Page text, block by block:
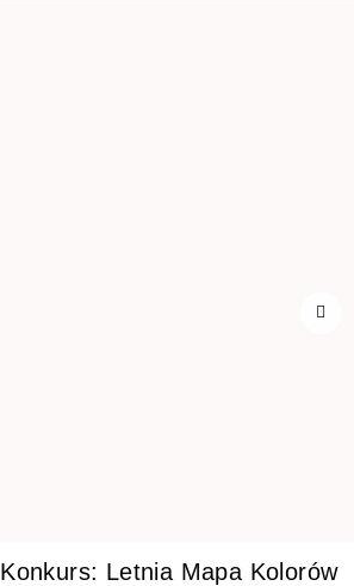
Konkurs: Letnia Mapa Kolorów